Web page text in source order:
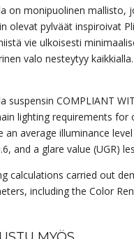
on monipuolinen mallisto,
olevat pylväät inspiroivat
vie ulkoisesti
valo nesteytyy
suspensin COMPLIANT
lighting requirements for
an average illuminance
and a glare value (UGR)
calculations carried out
including the Color